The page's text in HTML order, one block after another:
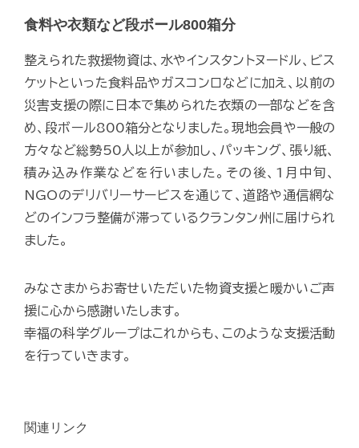
食料や衣類など段ボール800箱分
整えられた救援物資は、水やインスタントヌードル、ビス
ケットといった食料品やガスコンロなどに加え、以前の
災害支援の際に日本で集められた衣類の一部などを含
め、段ボール800箱分となりました。現地会員や一般の
方々など総勢50人以上が参加し、パッキング、張り紙、
積み込み作業などを行いました。その後、1月中旬、
NGOのデリバリーサービスを通じて、道路や通信網な
どのインフラ整備が滞っているクランタン州に届けられ
ました。
みなさまからお寄せいただいた物資支援と暖かいご声
援に心から感謝いたします。
幸福の科学グループはこれからも、このような支援活動
を行っていきます。
関連リンク